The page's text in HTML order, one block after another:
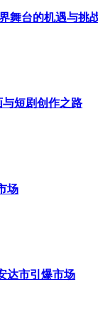
舞台的机遇与挑
短剧创作之路
场
达市引爆市场